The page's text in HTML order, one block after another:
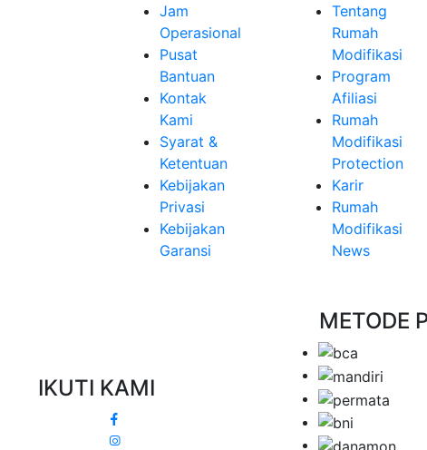
Jam
Operasional
Pusat
Bantuan
Kontak
Kami
Syarat &
Ketentuan
Kebijakan
Privasi
Kebijakan
Garansi
Tentang
Rumah
Modifikasi
Program
Afiliasi
Rumah
Modifikasi
Protection
Karir
Rumah
Modifikasi
News
IKUTI KAMI
METODE